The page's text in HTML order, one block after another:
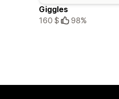
Giggles
160 $
98%